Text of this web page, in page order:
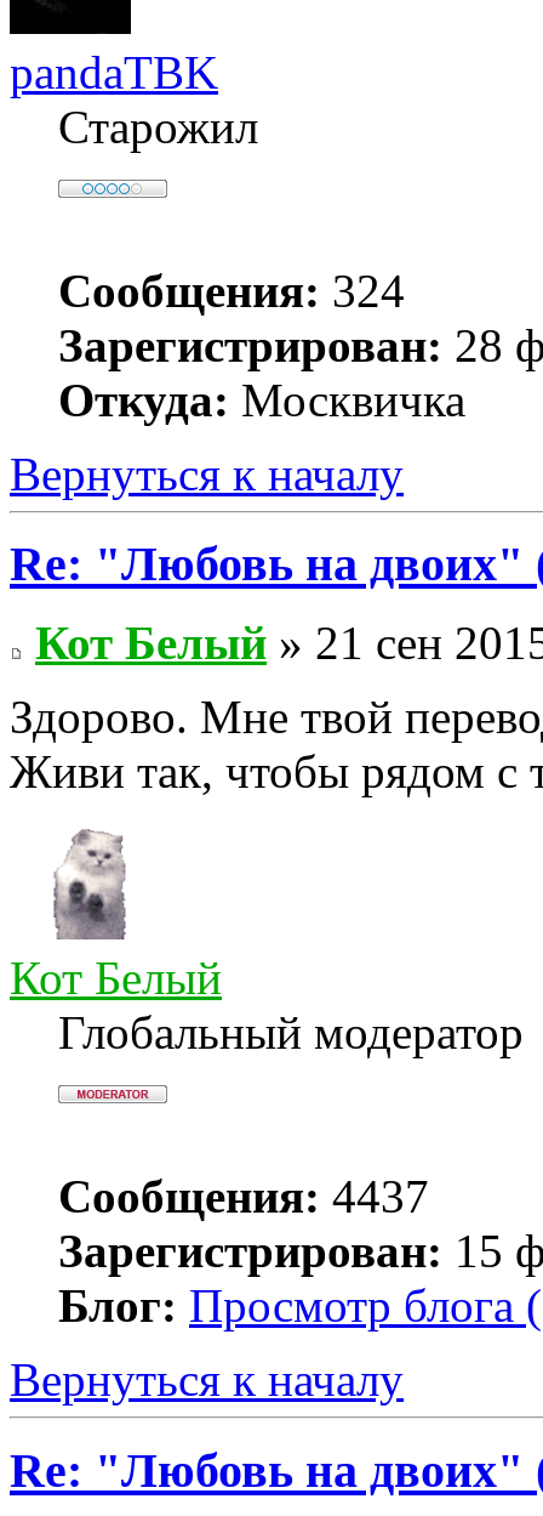
pandaTBK
Старожил
Сообщения: 324
Зарегистрирован: 28
Откуда: Москвичка
Вернуться к началу
Re: "Любовь на двоих"
Кот Белый » 21 сен
Здорово. Мне твой
Живи так, чтобы рядом с
Кот Белый
Глобальный модератор
Сообщения: 4437
Зарегистрирован: 15
Блог: Просмотр блога
Вернуться к началу
Re: "Любовь на двоих"